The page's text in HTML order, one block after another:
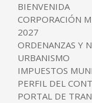
BIENVENIDA
CORPORACIÓN
2027
ORDENANZAS Y
URBANISMO
IMPUESTOS
PERFIL DEL
PORTAL DE